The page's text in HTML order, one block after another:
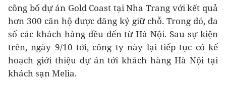
công bố dự án Gold Coast tại Nha Trang với kết quả
hơn 300 căn hộ được đăng ký giữ chỗ. Trong đó, đa
số các khách hàng đều đến từ Hà Nội. Sau sự kiện
trên, ngày 9/10 tới, công ty này lại tiếp tục có kế
hoạch giới thiệu dự án tới khách hàng Hà Nội tại
khách sạn Melia.